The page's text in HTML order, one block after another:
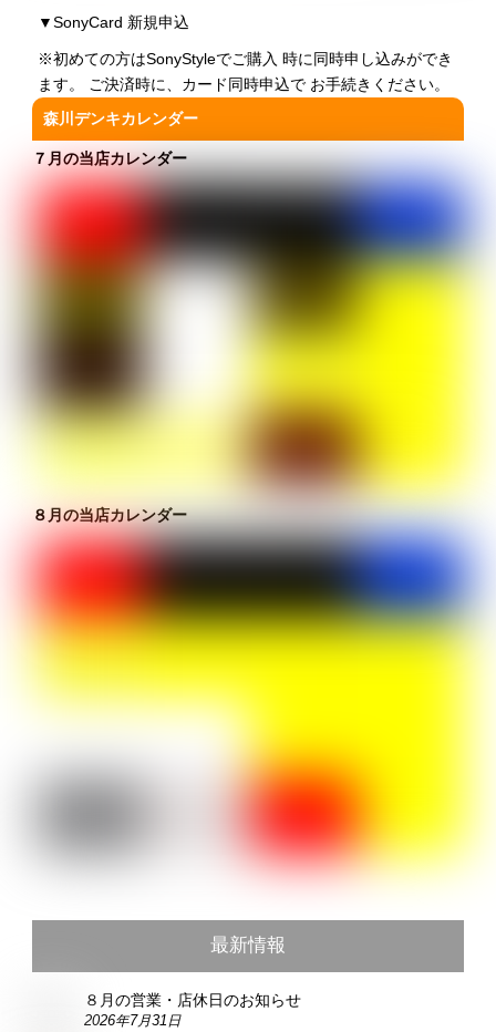
▼SonyCard 新規申込
※初めての方はSonyStyleでご購入 時に同時申し込みができ
ます。 ご決済時に、カード同時申込で お手続きください。
森川デンキカレンダー
７月の当店カレンダー
８月の当店カレンダー
最新情報
８月の営業・店休日のお知らせ
2026年7月31日